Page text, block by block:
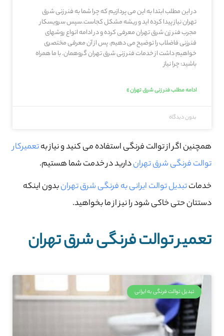
در این مطلب ابتدا به این می پردازیم که چرا شما به فنر زنی شرق
تهران نیاز پیدا کرده اید و ریشه مشکل کجاست.سپس سرویسکار
مجرب فنر زن شرق تهران معرفی کرده و در ادامه انواع روشهای
فنرزنی فاضلاب را توضیح می دهیم. پس از آن معرفی مختصری
خواهیم داشت از خدمات فنر زنی شرق تهران گروهمان. با ما همراه
باشید: چرا نیاز
ادامه مطلب فنر زنی شرق تهران »
بدون دیدگاه
همچنین اگر از توالت فرنگی استفاده می کنید و نیاز بهتعمیرکار
توالت فرنگی شرق تهراندارید در خدمت شما هستیم.
خدماتتبدیل توالت ایرانی به فرنگی شرق تهرانبدون اینکه
دستتان حتی خاکی شود را نیز از ما بخواهید.
تعمیر توالت فرنگی شرق تهران
تبدیل توالت فرنگی به ایرانی